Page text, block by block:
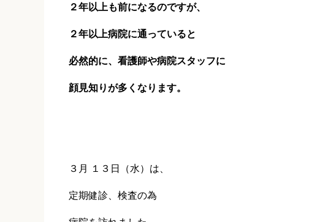
２年以上も前になるのですが、
２年以上病院に通っていると
必然的に、看護師や病院スタッフに
顔見知りが多くなります。
３月 １３日（水）は、
定期健診、検査の為